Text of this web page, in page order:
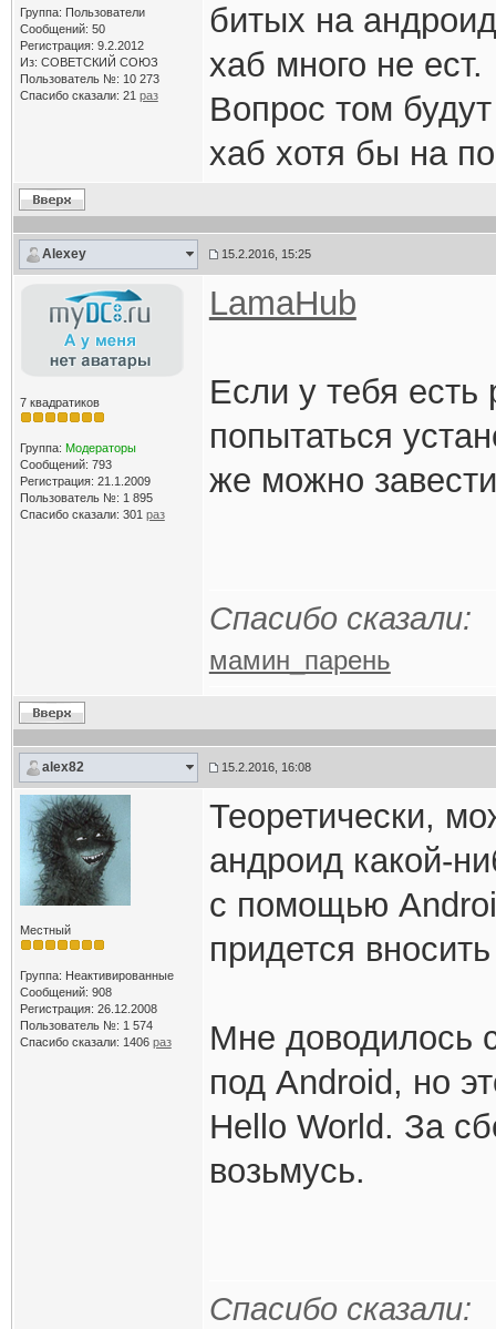
Группа: Пользователи
Сообщений: 50
Регистрация: 9.2.2012
Из: СОВЕТСКИЙ СОЮЗ
Пользователь №: 10 273
Спасибо сказали: 21 раз
битых на
хаб много не ест.
Вопрос том
хаб хотя бы на
Alexey 15.2.2016, 15:25
7 квадратиков
Группа: Модераторы
Сообщений: 793
Регистрация: 21.1.2009
Пользователь №: 1 895
Спасибо сказали: 301 раз
LamaHub
Если у тебя есть
попытаться
же можно
Спасибо сказали:
мамин_парень
alex82 15.2.2016, 16:08
Местный
Группа: Неактивированные
Сообщений: 908
Регистрация: 26.12.2008
Пользователь №: 1 574
Спасибо сказали: 1406 раз
Теоретически,
андроид какой-
с помощью
придется
Мне доводилось
под Android, но
Hello World. За
возьмусь.
Спасибо сказали: